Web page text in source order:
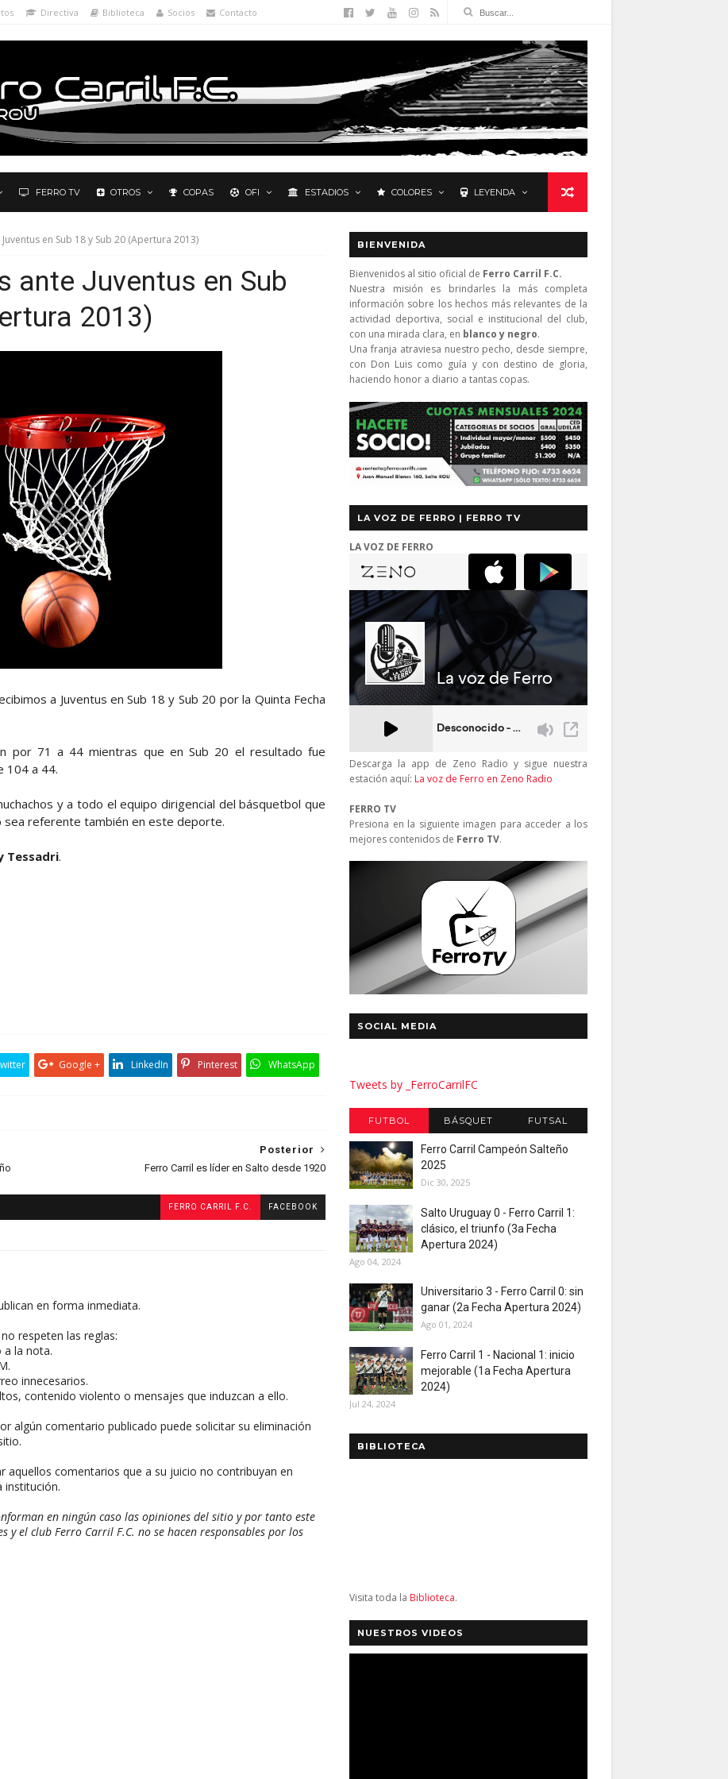
Directiva Biblioteca Socios Contacto
FERRO TV OTROS COPAS OFI ESTADIOS COLORES LEYENDA
en Sub 18 y Sub 20 (Apertura 2013)
ante Juventus en Sub
2013)
a Juventus en Sub 18 y Sub 20 por la Quinta Fecha
por 71 a 44 mientras que en Sub 20 el resultado fue
104 a 44.
y a todo el equipo dirigencial del básquetbol que
referente también en este deporte.
Tessadri.
Google + LinkedIn Pinterest WhatsApp
Posterior
Ferro Carril es líder en Salto desde 1920
FERRO CARRIL F.C. FACEBOOK
en forma inmediata.
respeten las reglas:
a la nota.
innecesarios.
contenido violento o mensajes que induzcan a ello.
algún comentario publicado puede solicitar su eliminación
aquellos comentarios que a su juicio no contribuyan en
institución.
en ningún caso las opiniones del sitio y por tanto este
y el club Ferro Carril F.C. no se hacen responsables por los
BIENVENIDA
Bienvenidos al sitio oficial de Ferro Carril F.C.
Nuestra misión es brindarles la más completa
información sobre los hechos más relevantes de la
actividad deportiva, social e institucional del club,
con una mirada clara, en blanco y negro.
Una franja atraviesa nuestro pecho, desde siempre,
con Don Luis como guía y con destino de gloria,
haciendo honor a diario a tantas copas.
LA VOZ DE FERRO | FERRO TV
LA VOZ DE FERRO
Descarga la app de Zeno Radio y sigue nuestra
estación aquí: La voz de Ferro en Zeno Radio
FERRO TV
Presiona en la siguiente imagen para acceder a los
mejores contenidos de Ferro TV.
SOCIAL MEDIA
Tweets by _FerroCarrilFC
FUTBOL BÁSQUET FUTSAL
Ferro Carril Campeón Salteño
2025
Dic 30, 2025
Salto Uruguay 0 - Ferro Carril 1:
clásico, el triunfo (3a Fecha
Apertura 2024)
Ago 04, 2024
Universitario 3 - Ferro Carril 0: sin
ganar (2a Fecha Apertura 2024)
Ago 01, 2024
Ferro Carril 1 - Nacional 1: inicio
mejorable (1a Fecha Apertura
2024)
Jul 24, 2024
BIBLIOTECA
Visita toda la Biblioteca.
NUESTROS VIDEOS